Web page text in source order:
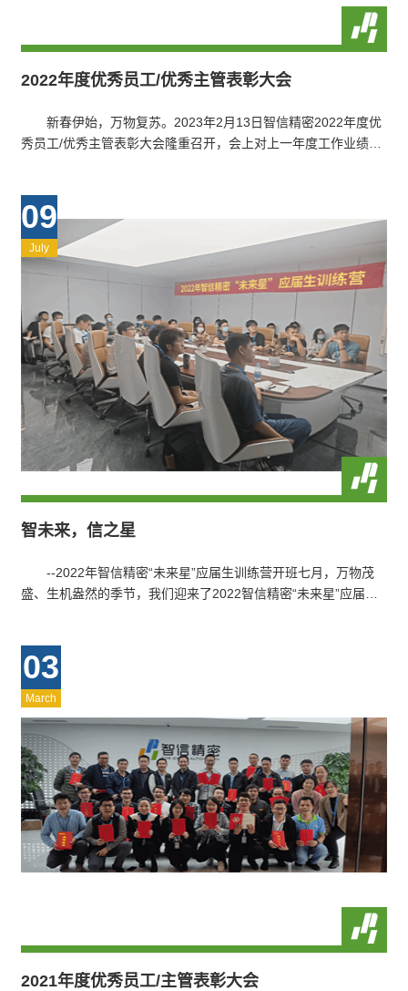
2022年度优秀员工/优秀主管表彰大会
新春伊始，万物复苏。2023年2月13日智信精密2022年度优
秀员工/优秀主管表彰大会隆重召开，会上对上一年度工作业绩卓
09
July
智未来，信之星
--2022年智信精密“未来星”应届生训练营开班七月，万物茂
盛、生机盎然的季节，我们迎来了2022智信精密“未来星”应届生
03
March
2021年度优秀员工/主管表彰大会